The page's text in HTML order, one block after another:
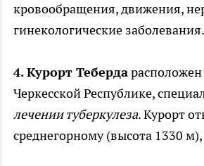
кровообращения, движения,
гинекологические заболевания.
4. Курорт Теберда
Черкесской Республике,
лечении туберкулеза. Курорт
среднегорному (высота 1330 м),